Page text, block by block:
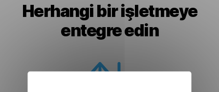
Herhangi bir işletmeye
entegre edin